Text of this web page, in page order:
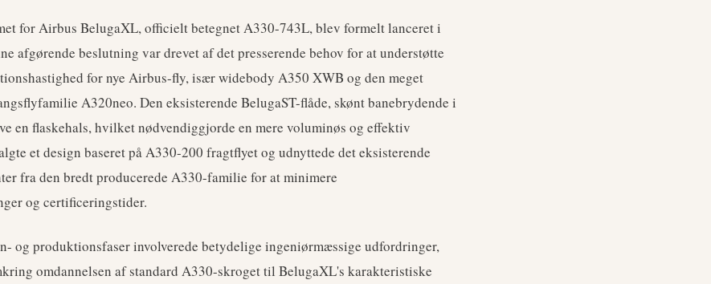
for Airbus BelugaXL, officielt betegnet A330-743L, blev formelt lanceret i
afgørende beslutning var drevet af det presserende behov for at understøtte
for nye Airbus-fly, især widebody A350 XWB og den meget
A320neo. Den eksisterende BelugaST-flåde, skønt banebrydende i
en flaskehals, hvilket nødvendiggjorde en mere voluminøs og effektiv
et design baseret på A330-200 fragtflyet og udnyttede det eksisterende
fra den bredt producerede A330-familie for at minimere
og certificeringstider.
og produktionsfaser involverede betydelige ingeniørmæssige udfordringer,
omdannelsen af standard A330-skroget til BelugaXL's karakteristiske